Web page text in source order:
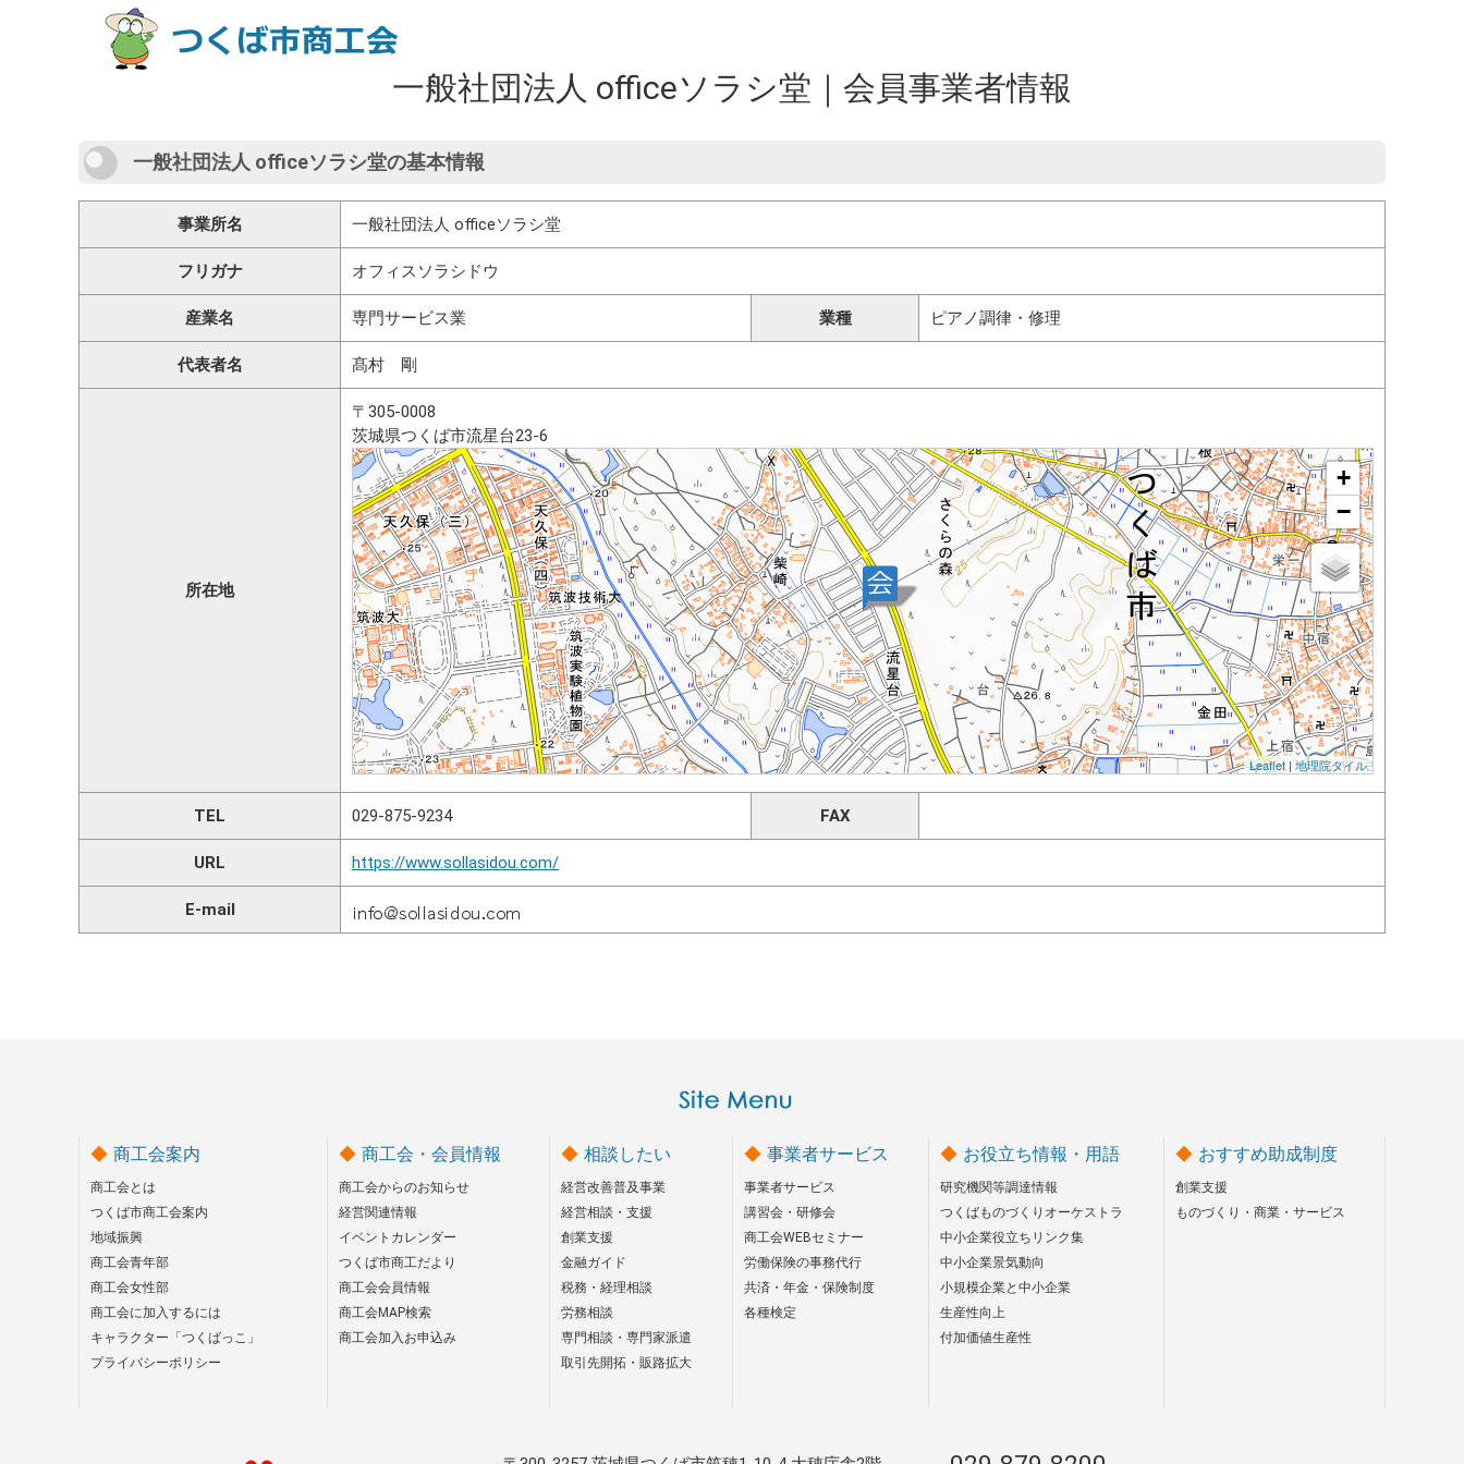
一般社団法人 officeソラシ堂｜会員事業者情報
一般社団法人 officeソラシ堂の基本情報
事業所名 一般社団法人 officeソラシ堂
フリガナ オフィスソラシドウ
産業名 専門サービス業 業種 ピアノ調律・修理
代表者名 髙村 剛
所在地
〒305-0008
茨城県つくば市流星台23-6
TEL 029-875-9234 FAX
URL https://www.sollasidou.com/
E-mail
商工会案内
商工会とは
つくば市商工会案内
地域振興
商工会青年部
商工会女性部
商工会に加入するには
キャラクター「つくばっこ」
プライバシーポリシー
商工会・会員情報
商工会からのお知らせ
経営関連情報
イベントカレンダー
つくば市商工だより
商工会会員情報
商工会MAP検索
商工会加入お申込み
相談したい
経営改善普及事業
経営相談・支援
創業支援
金融ガイド
税務・経理相談
労務相談
専門相談・専門家派遣
取引先開拓・販路拡大
事業者サービス
事業者サービス
講習会・研修会
商工会WEBセミナー
労働保険の事務代行
共済・年金・保険制度
各種検定
お役立ち情報・用語
研究機関等調達情報
つくばものづくりオーケストラ
中小企業役立ちリンク集
中小企業景気動向
小規模企業と中小企業
生産性向上
付加価値生産性
おすすめ助成制度
創業支援
ものづくり・商業・サービス